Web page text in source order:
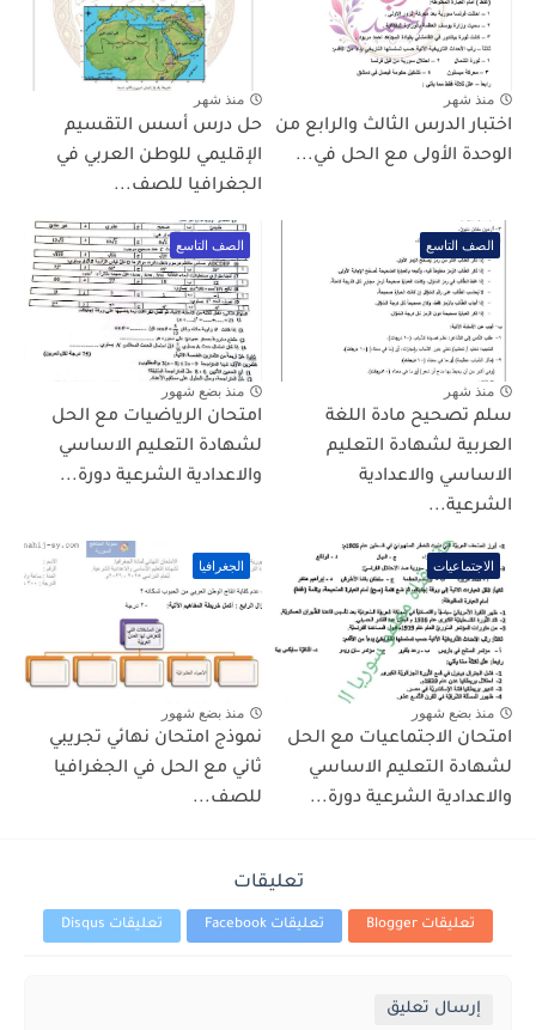
منذ شهر
اختبار الدرس الثالث والرابع من
الوحدة الأولى مع الحل في...
منذ شهر
حل درس أسس التقسيم
الإقليمي للوطن العربي في
الجغرافيا للصف...
الصف التاسع
منذ شهر
سلم تصحيح مادة اللغة
العربية لشهادة التعليم
الاساسي والاعدادية
الشرعية...
الصف التاسع
منذ بضع شهور
امتحان الرياضيات مع الحل
لشهادة التعليم الاساسي
والاعدادية الشرعية دورة...
الاجتماعيات
منذ بضع شهور
امتحان الاجتماعيات مع الحل
لشهادة التعليم الاساسي
والاعدادية الشرعية دورة...
الجغرافيا
منذ بضع شهور
نموذج امتحان نهائي تجريبي
ثاني مع الحل في الجغرافيا
للصف...
تعليقات
تعليقات Blogger تعليقات Facebook تعليقات Disqus
إرسال تعليق